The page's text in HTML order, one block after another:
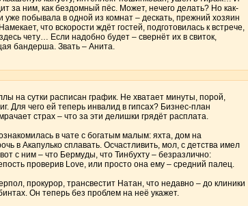
за ним, как бездомный пёс. Может, нечего делать? Но как-
побывала в одной из комнат – дескать, прежний хозяин
что вскорости ждёт гостей, подготовилась к встрече,
чету… Если надобно будет – свернёт их в свиток,
бандерша. Звать – Анита.
на сутки расписан график. Не хватает минуты, порой,
Для чего ей теперь инвалид в гипсах? Бизнес-план
страх – что за эти делишки грядёт расплата.
в чате с богатым малым: яхта, дом на
в Акапулько сплавать. Осчастливить, мол, с детства имел
с ним – что Бермуды, что Тинбухту – безразлично:
проверив Love, или просто она ему – средний палец.
прокурор, трансвестит Натан, что недавно – до клиники
Он теперь без проблем на неё укажет.